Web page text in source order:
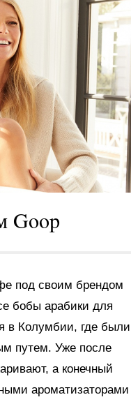
Goop
под своим брендом
бобы арабики для
в Колумбии, где были
путем. Уже после
а конечный
ароматизаторами